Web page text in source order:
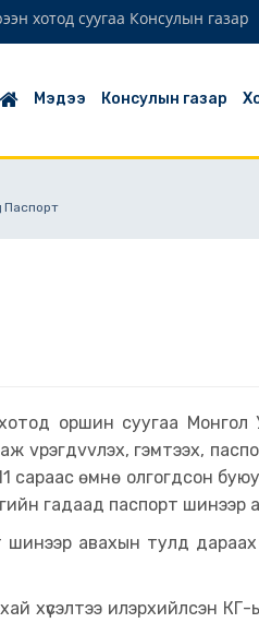
хотод суугаа Консулын газар
Мэдээ Консулын газар
Паспорт
оршин суугаа Монгол
vрэгдvvлэх, гэмтээх,
сараас өмнө олгогдсон
гадаад паспорт шинээр
шинээр авахын тулд
хүсэлтээ илэрхийлсэн